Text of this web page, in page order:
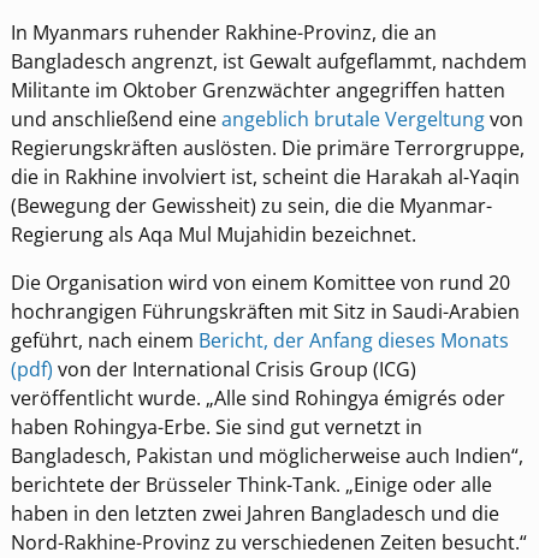
In Myanmars ruhender Rakhine-Provinz, die an
Bangladesch angrenzt, ist Gewalt aufgeflammt, nachdem
Militante im Oktober Grenzwächter angegriffen hatten
und anschließend eineangeblich brutale Vergeltungvon
Regierungskräften auslösten. Die primäre Terrorgruppe,
die in Rakhine involviert ist, scheint die Harakah al-Yaqin
(Bewegung der Gewissheit) zu sein, die die Myanmar-
Regierung als Aqa Mul Mujahidin bezeichnet.
Die Organisation wird von einem Komittee von rund 20
hochrangigen Führungskräften mit Sitz in Saudi-Arabien
geführt, nach einem Bericht, der Anfang dieses Monats
(pdf) von der International Crisis Group (ICG)
veröffentlicht wurde. „Alle sind Rohingya émigrés oder
haben Rohingya-Erbe. Sie sind gut vernetzt in
Bangladesch, Pakistan und möglicherweise auch Indien“,
berichtete der Brüsseler Think-Tank. „Einige oder alle
haben in den letzten zwei Jahren Bangladesch und die
Nord-Rakhine-Provinz zu verschiedenen Zeiten besucht.“